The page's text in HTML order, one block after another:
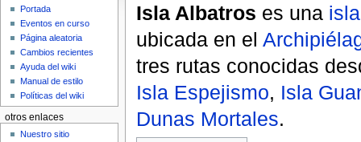
Isla Albatros es una isla
ubicada en el
tres rutas conocidas
Isla Espejismo, Isla
Dunas Mortales.
Portada
Eventos en curso
Página aleatoria
Cambios recientes
Ayuda del wiki
Manual de estilo
Políticas del wiki
otros enlaces
Nuestro sitio